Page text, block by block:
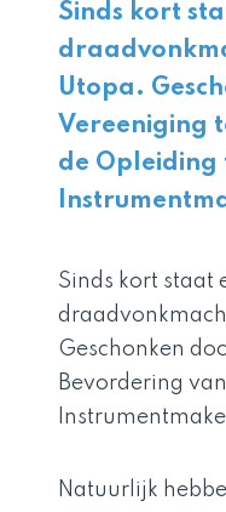
Sinds kort
Utopa.
Vereeniging
de Opleiding
Sinds kort staat
Geschonken
Bevordering
Natuurlijk